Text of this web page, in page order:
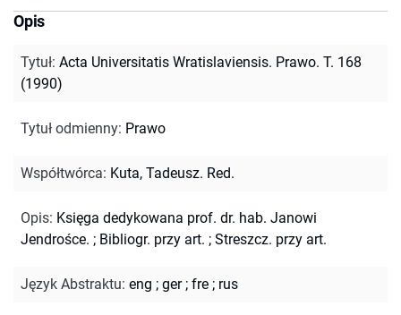
Opis
Tytuł: Acta Universitatis Wratislaviensis. Prawo. T. 168
(1990)
Tytuł odmienny: Prawo
Współtwórca: Kuta, Tadeusz. Red.
Opis: Księga dedykowana prof. dr. hab. Janowi
Jendrośce. ; Bibliogr. przy art. ; Streszcz. przy art.
Język Abstraktu: eng ; ger; fre ; rus